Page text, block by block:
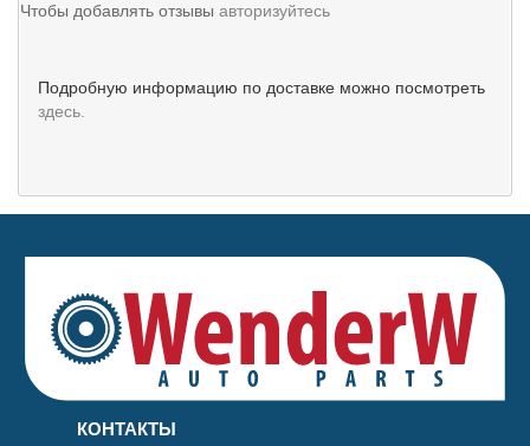
Чтобы добавлять отзывы авторизуйтесь
Подробную информацию по доставке можно посмотреть
здесь.
КОНТАКТЫ